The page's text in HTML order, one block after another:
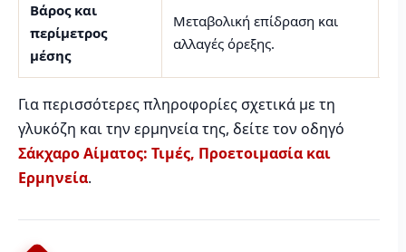
Βάρος και
περίμετρος
μέσης
Μεταβολική επίδραση και
αλλαγές όρεξης.
Για περισσότερες πληροφορίες σχετικά με τη
γλυκόζη και την ερμηνεία της, δείτε τον οδηγό
Σάκχαρο Αίματος: Τιμές, Προετοιμασία και
Ερμηνεία.